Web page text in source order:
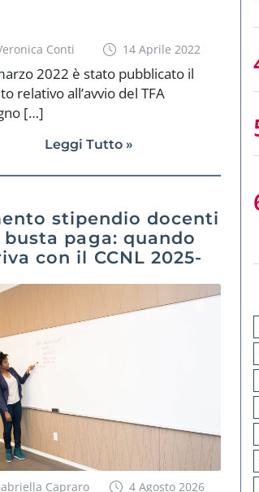
Conti 14 Aprile 2022
2022 è stato pubblicato il
relativo all’avvio del TFA
[…]
Leggi Tutto »
stipendio docenti
busta paga: quando
con il CCNL 2025-
Capraro 4 Agosto 2026